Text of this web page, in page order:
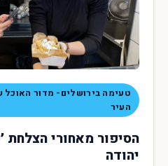
טעימה בירושלים- מדור האוכל
העיר
הסיפור מאחורי הצלחת
יהודה